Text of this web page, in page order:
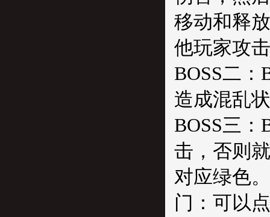
移动和释
他玩家攻
BOSS二：
造成混乱
BOSS三
击，否则
对应绿色
门：可以